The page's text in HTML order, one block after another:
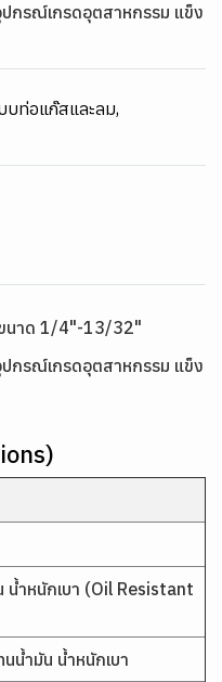
กรณ์เกรดอุตสาหกรรม แข็ง
บท่อแก๊สและลม,
ขนาด 1/4"-13/32"
กรณ์เกรดอุตสาหกรรม แข็ง
น้ำหนักเบา (Oil Resistant
นน้ำมัน น้ำหนักเบา